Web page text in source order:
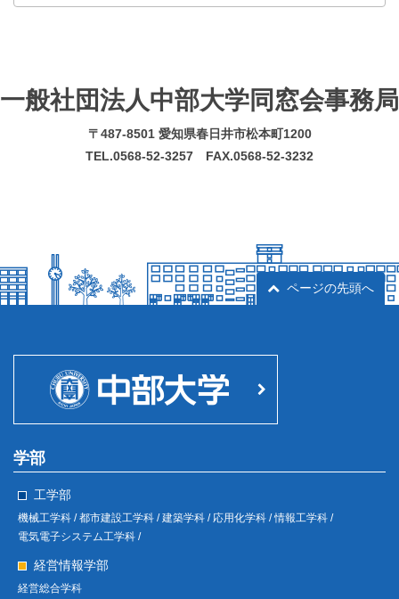
一般社団法人中部大学同窓会事務局
〒487-8501 愛知県春日井市松本町1200
TEL.0568-52-3257 FAX.0568-52-3232
ページの先頭へ
学部
工学部
機械工学科 / 都市建設工学科 / 建築学科 / 応用化学科 / 情報工学科 /
電気電子システム工学科 /
経営情報学部
経営総合学科